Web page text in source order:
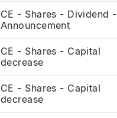
CE - Shares - Dividend -
Announcement
CE - Shares - Capital
decrease
CE - Shares - Capital
decrease